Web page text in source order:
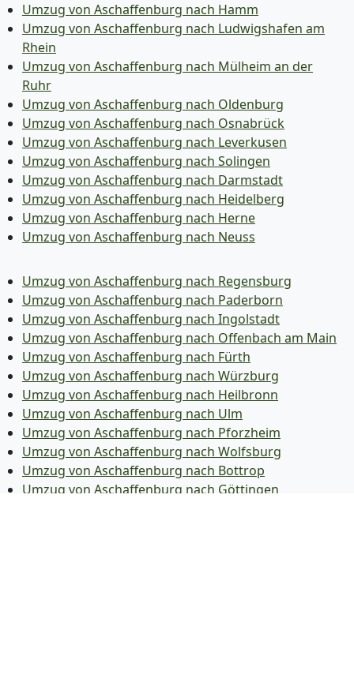
Umzug von Aschaffenburg nach Hamm
Umzug von Aschaffenburg nach Ludwigshafen am
Rhein
Umzug von Aschaffenburg nach Mülheim an der
Ruhr
Umzug von Aschaffenburg nach Oldenburg
Umzug von Aschaffenburg nach Osnabrück
Umzug von Aschaffenburg nach Leverkusen
Umzug von Aschaffenburg nach Solingen
Umzug von Aschaffenburg nach Darmstadt
Umzug von Aschaffenburg nach Heidelberg
Umzug von Aschaffenburg nach Herne
Umzug von Aschaffenburg nach Neuss
Umzug von Aschaffenburg nach Regensburg
Umzug von Aschaffenburg nach Paderborn
Umzug von Aschaffenburg nach Ingolstadt
Umzug von Aschaffenburg nach Offenbach am Main
Umzug von Aschaffenburg nach Fürth
Umzug von Aschaffenburg nach Würzburg
Umzug von Aschaffenburg nach Heilbronn
Umzug von Aschaffenburg nach Ulm
Umzug von Aschaffenburg nach Pforzheim
Umzug von Aschaffenburg nach Wolfsburg
Umzug von Aschaffenburg nach Bottrop
Umzug von Aschaffenburg nach Göttingen